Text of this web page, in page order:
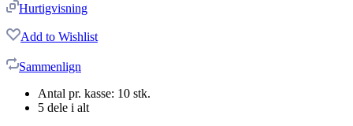
Hurtigvisning
Add to Wishlist
Sammenlign
Antal pr. kasse: 10 stk.
5 dele i alt